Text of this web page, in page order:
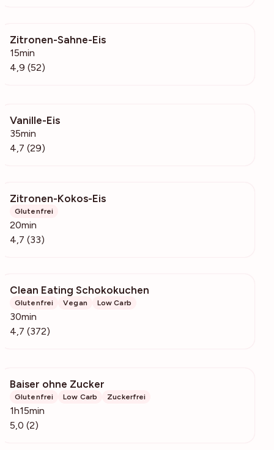
Zitronen-Sahne-Eis
15min
4,9 (52)
Vanille-Eis
35min
4,7 (29)
Zitronen-Kokos-Eis
Glutenfrei
20min
4,7 (33)
Clean Eating Schokokuchen
Glutenfrei Vegan Low Carb
30min
4,7 (372)
Baiser ohne Zucker
Glutenfrei Low Carb Zuckerfrei
1h15min
5,0 (2)